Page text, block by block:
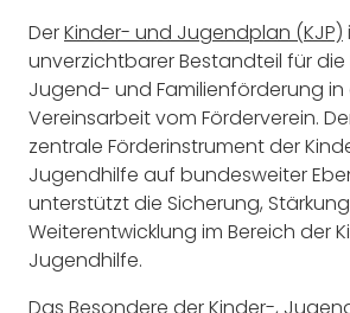
DerKinder- und Jugendplan (KJP)
unverzichtbarer Bestandteil für die
Jugend- und Familienförderung in
Vereinsarbeit vom Förderverein.
zentrale Förderinstrument der
Jugendhilfe auf bundesweiter
unterstützt die Sicherung,
Weiterentwicklung im Bereich der
Jugendhilfe.
Das Besondere der Kinder-,